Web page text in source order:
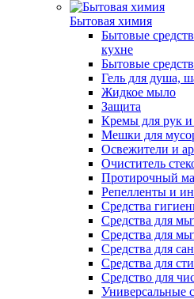
Бытовая химия
Бытовые
кухне
Бытовые
Гель для душа,
Жидкое мыло
Защита
Кремы для рук и
Мешки для
Освежители и
Очиститель
Протирочный
Репелленты и
Средства
Средства для
Средства для
Средства для
Средства для
Средство для
Универсальные